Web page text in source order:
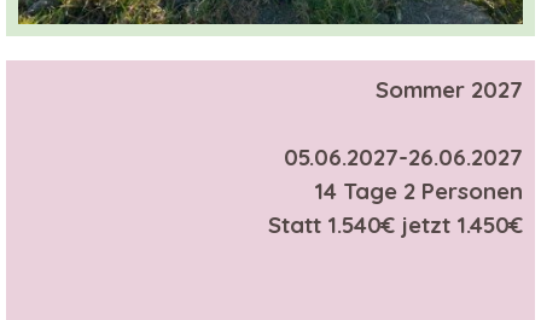
Sommer 2027
05.06.2027-26.06.2027
14 Tage 2 Personen
Statt 1.540€ jetzt 1.450€